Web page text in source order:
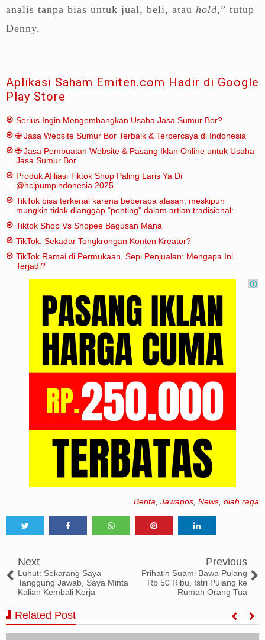
analis tanpa bias untuk jual, beli, atau hold,” tutup
Denny.
Aplikasi Saham Emiten.com Hadir di Google
Play Store
Serius Ingin Mengembangkan Usaha Jasa Sumur Bor?
🌐 Jasa Website Sumur Bor Terbaik & Terpercaya di Indonesia
🌐 Jasa Pembuatan Website & Pasang Iklan Online untuk Usaha
Jasa Sumur Bor
Produk Afiliasi Tiktok Shop Paling Laris Ya Di
@hclpumpindonesia 2025
TikTok bisa terkenal karena beberapa alasan, meskipun
mungkin tidak dianggap "penting" dalam artian tradisional:
Tiktok Shop Vs Shopee Bagusan Mana
TikTok: Sekadar Tongkrongan Konten Kreator?
TikTok Ramai di Permukaan, Sepi Penjualan: Mengapa Ini
Terjadi?
Berita Jawapos News olah raga
Next
Luhut: Sekarang Saya
Tanggung Jawab, Saya Minta
Kalian Kembali Kerja
Previous
Prihatin Suami Bawa Pulang
Rp 50 Ribu, Istri Pulang ke
Rumah Orang Tua
Related Post